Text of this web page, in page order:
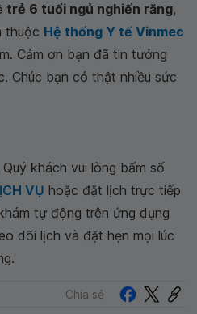
trẻ 6 tuổi ngủ nghiến răng,
thuộc Hệ thống Y tế Vinmec
Cảm ơn bạn đã tin tưởng
Chúc bạn có thật nhiều sức
khách vui lòng bấm số
VỤ hoặc đặt lịch trực tiếp
tự động trên ứng dụng
dõi lịch và đặt hẹn mọi lúc
Chia sẻ